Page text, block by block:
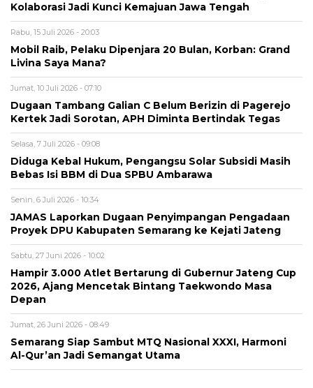
Kolaborasi Jadi Kunci Kemajuan Jawa Tengah
Rabu, 15 Juli 2026 - 20:03
Mobil Raib, Pelaku Dipenjara 20 Bulan, Korban: Grand
Livina Saya Mana?
Jumat, 10 Juli 2026 - 07:10
Dugaan Tambang Galian C Belum Berizin di Pagerejo
Kertek Jadi Sorotan, APH Diminta Bertindak Tegas
Selasa, 7 Juli 2026 - 09:08
Diduga Kebal Hukum, Pengangsu Solar Subsidi Masih
Bebas Isi BBM di Dua SPBU Ambarawa
Senin, 6 Juli 2026 - 10:34
JAMAS Laporkan Dugaan Penyimpangan Pengadaan
Proyek DPU Kabupaten Semarang ke Kejati Jateng
Sabtu, 27 Juni 2026 - 10:02
Hampir 3.000 Atlet Bertarung di Gubernur Jateng Cup
2026, Ajang Mencetak Bintang Taekwondo Masa
Depan
Jumat, 26 Juni 2026 - 08:49
Semarang Siap Sambut MTQ Nasional XXXI, Harmoni
Al-Qur’an Jadi Semangat Utama